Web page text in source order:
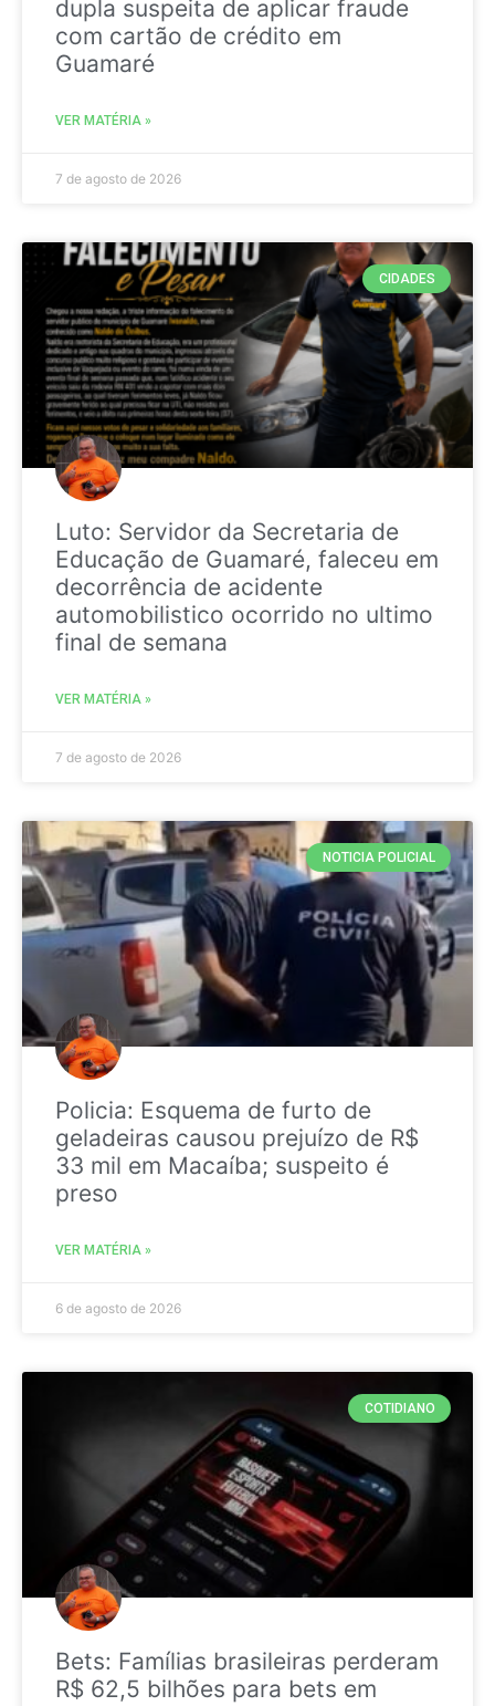
dupla suspeita de aplicar fraude
com cartão de crédito em
Guamaré
VER MATÉRIA »
7 de agosto de 2026
CIDADES
Luto: Servidor da Secretaria de
Educação de Guamaré, faleceu em
decorrência de acidente
automobilistico ocorrido no ultimo
final de semana
VER MATÉRIA »
7 de agosto de 2026
NOTICIA POLICIAL
Policia: Esquema de furto de
geladeiras causou prejuízo de R$
33 mil em Macaíba; suspeito é
preso
VER MATÉRIA »
6 de agosto de 2026
COTIDIANO
Bets: Famílias brasileiras perderam
R$ 62,5 bilhões para bets em